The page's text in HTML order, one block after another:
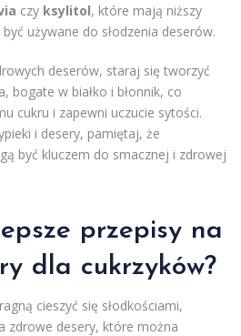
czy ksylitol, które mają niższy
używane do słodzenia deserów.
deserów, staraj się tworzyć
bogate w białko i błonnik, co
cukru i zapewni uczucie sytości.
i desery, pamiętaj, że
być kluczem do smacznej i zdrowej
przepisy na
dla cukrzyków?
cieszyć się słodkościami,
zdrowe desery, które można